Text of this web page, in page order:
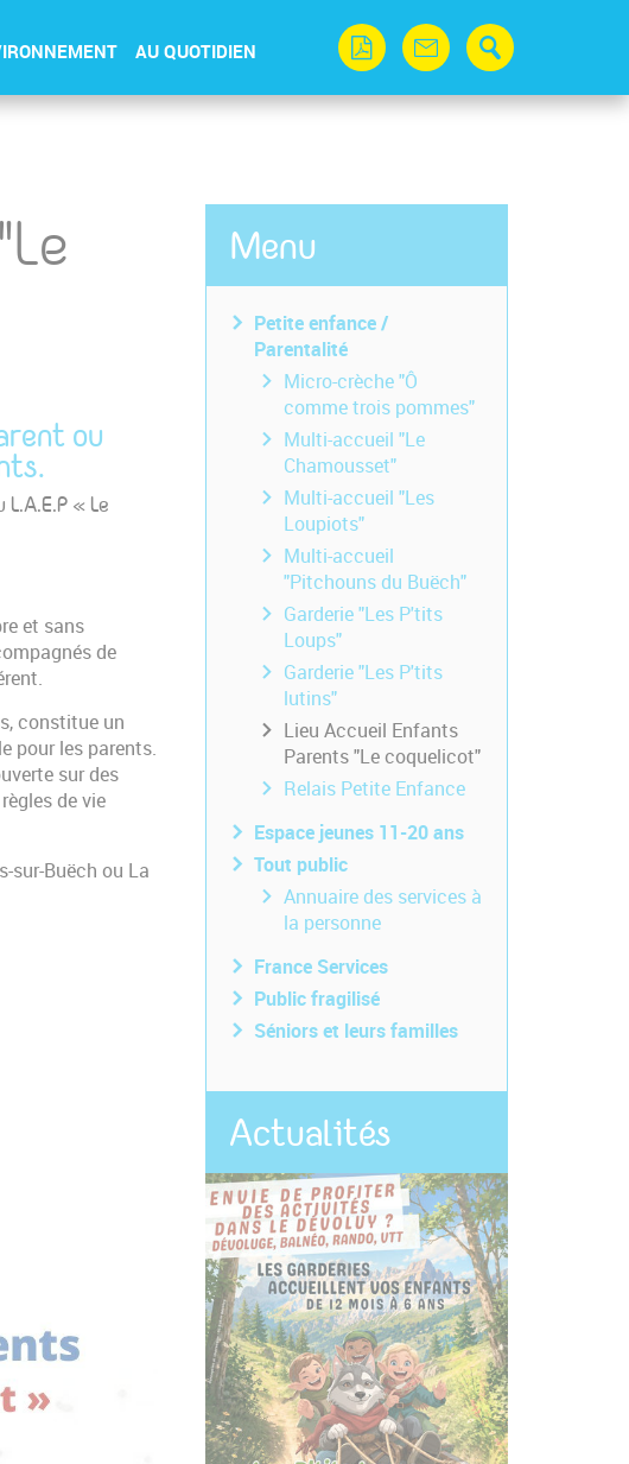
ou
« Le
et sans
de
constitue un
pour les parents.
sur des
de vie
sur-Buëch ou La
Menu
Petite enfance /
Parentalité
Micro-crèche "Ô
comme trois pommes"
Multi-accueil "Le
Chamousset"
Multi-accueil "Les
Loupiots"
Multi-accueil
"Pitchouns du Buëch"
Garderie "Les P'tits
Loups"
Garderie "Les P'tits
lutins"
Lieu Accueil Enfants
Parents "Le coquelicot"
Relais Petite Enfance
Espace jeunes 11-20 ans
Tout public
Annuaire des services à
la personne
France Services
Public fragilisé
Séniors et leurs familles
Actualités
AU QUOTIDIEN